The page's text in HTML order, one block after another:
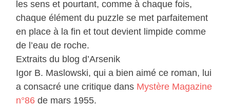
les sens et pourtant, comme à chaque fois,
chaque élément du puzzle se met parfaitement
en place à la fin et tout devient limpide comme
de l’eau de roche.
Extraits du blog d’Arsenik
Igor B. Maslowski, qui a bien aimé ce roman, lui
a consacré une critique dans Mystère Magazine
n°86 de mars 1955.